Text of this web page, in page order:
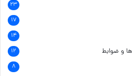
۲۳
۱۷
۱۴
و ضوابط ۱۲
۸